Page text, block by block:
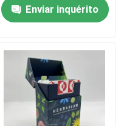
Enviar inquérito